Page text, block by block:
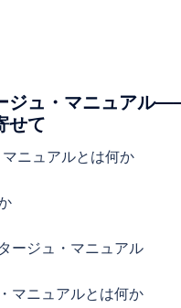
ジュ・マニュアル
せて
ニュアルとは何か
ージュ・マニュアル
マニュアルとは何か